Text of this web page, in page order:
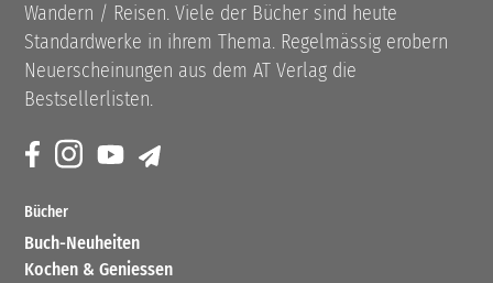
Wandern / Reisen. Viele der Bücher sind heute
Standardwerke in ihrem Thema. Regelmässig erobern
Neuerscheinungen aus dem AT Verlag die
Bestsellerlisten.
Bücher
Buch-Neuheiten
Kochen & Geniessen